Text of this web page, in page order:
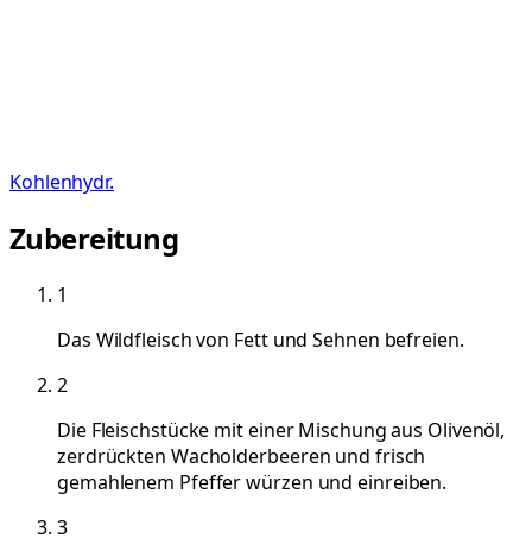
Kohlenhydr.
Zubereitung
1
Das Wildfleisch von Fett und Sehnen befreien.
2
Die Fleischstücke mit einer Mischung aus Olivenöl,
zerdrückten Wacholderbeeren und frisch
gemahlenem Pfeffer würzen und einreiben.
3